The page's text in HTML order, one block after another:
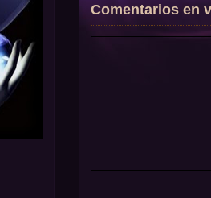
Comentarios en